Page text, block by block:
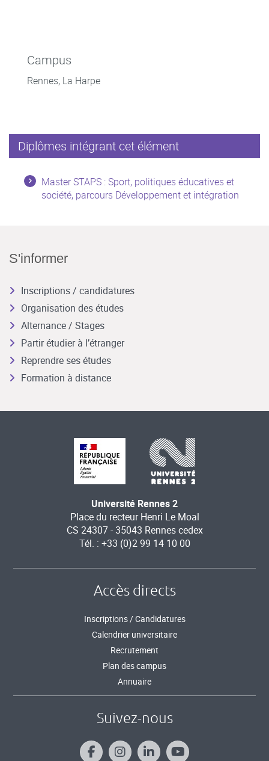
Campus
Rennes, La Harpe
Diplômes intégrant cet élément
Master STAPS : Sport, politiques éducatives et
société, parcours Développement et intégration
S'informer
Inscriptions / candidatures
Organisation des études
Alternance / Stages
Partir étudier à l’étranger
Reprendre ses études
Formation à distance
Université Rennes 2
Place du recteur Henri Le Moal
CS 24307 - 35043 Rennes cedex
Tél. : +33 (0)2 99 14 10 00
Accès directs
Inscriptions / Candidatures
Calendrier universitaire
Recrutement
Plan des campus
Annuaire
Suivez-nous